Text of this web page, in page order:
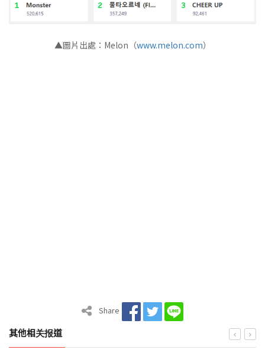
▲圖片出處：Melon（www.melon.com）
Share
其他相关报道